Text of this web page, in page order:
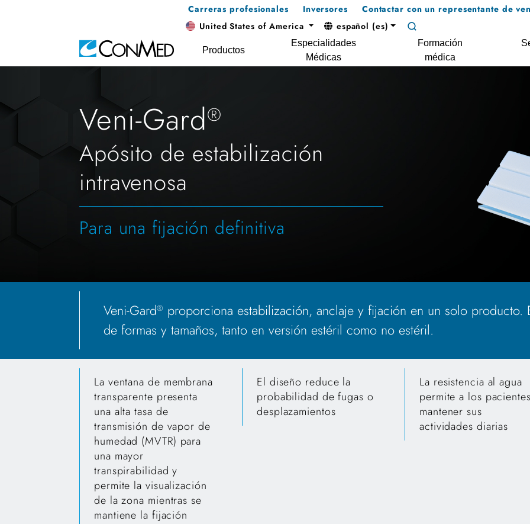
Productos
Especialidades
Médicas
Formación
médica
Carreras profesionales Inversores
Contactar con un representante de
United States of America
español (es)
Veni-Gard®
Apósito de estabilización
intravenosa
Para una fijación definitiva
Veni-Gard® proporciona estabilización, anclaje y fijación en un solo producto.
de formas y tamaños, tanto en versión estéril como no estéril.
La ventana de membrana
transparente presenta
una alta tasa de
transmisión de vapor de
humedad (MVTR) para
una mayor
transpirabilidad y
permite la visualización
de la zona mientras se
mantiene la fijación
El diseño reduce la
probabilidad de fugas o
desplazamientos
La resistencia al agua
permite a los
mantener sus
actividades diarias